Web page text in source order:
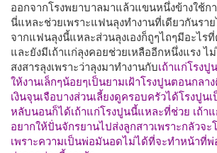
ออกจากโรงพยาบาลมาแล้วแขนหนึ่งข้างใช้ก
นี่แหละช่วยเพราะแฟนลุงทำงานที่เดียวกันรา
จากแฟนลุงนี้แหละส่วนลุงเองก็ถูๆไถๆมีอะไร
และยังมีเถ้าเเก่ลุงคอยช่วยเหลืออีกหนึ่งแรง ไ
สงสารลุงเพราะว่าลุงมาทำงานกับเถ้าแก่โรง
ให้งานเล็กๆน้อยๆเป็นยามเฝ้าโรงปูนตอนกลา
เงินจุนเจือบางส่วนเลี้ยงดูครอบครัวได้โรงปูน
หลับนอนก็ได้เถ้าแก่โรงปูนนี้แหละที่ช่วย เถ้าแ
อยากให้ปั่นจักรยานไปส่งลูกสาวเพราะกลัวจ
เพราะความเป็นพ่อมันอดไม่ได้ที่จะทำหน้าที่พ่